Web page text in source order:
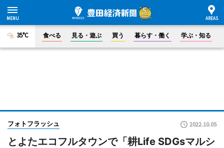
35°C 食べる 見る・遊ぶ 買う 暮らす・働く 学ぶ・知る
フォトフラッシュ 2022.10.05
とよたエコフルタウンで「耕Life SDGsマルシ